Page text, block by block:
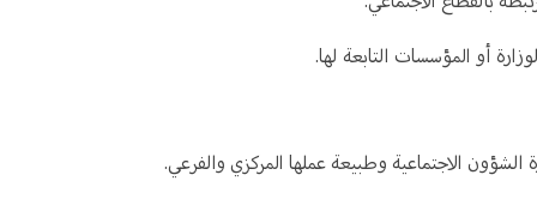
أو المؤسسات التابعة لها.
الشؤون الاجتماعية وطبيعة عملها المركزي والفرعي.